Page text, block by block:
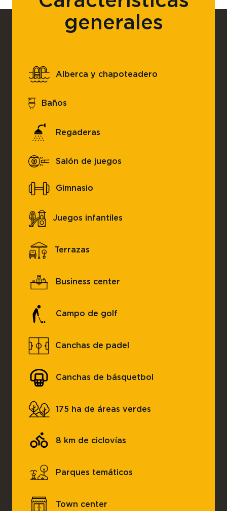
generales
Alberca y chapoteadero
Baños
Regaderas
Salón de juegos
Gimnasio
Juegos infantiles
Terrazas
Business center
Campo de golf
Canchas de padel
Canchas de básquetbol
175 ha de áreas verdes
8 km de ciclovías
Parques temáticos
Town center